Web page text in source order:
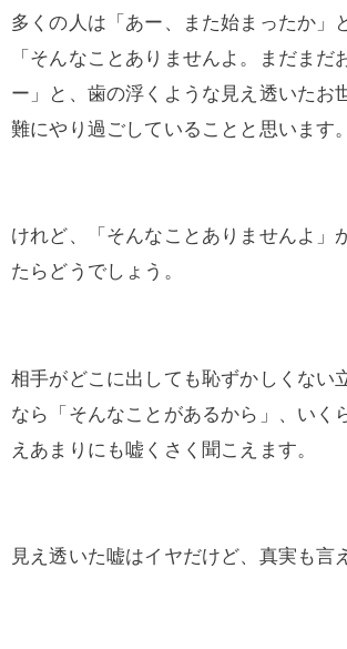
多くの人は「あー、また始まったか」
「そんなことありませんよ。まだまだ
ー」と、歯の浮くような見え透いたお
難にやり過ごしていることと思います。
けれど、「そんなことありませんよ」
たらどうでしょう。
相手がどこに出しても恥ずかしくない
なら「そんなことがあるから」、いく
えあまりにも嘘くさく聞こえます。
見え透いた嘘はイヤだけど、真実も言